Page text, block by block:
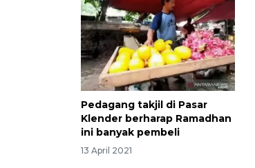
Pedagang takjil di Pasar
Klender berharap Ramadhan
ini banyak pembeli
13 April 2021